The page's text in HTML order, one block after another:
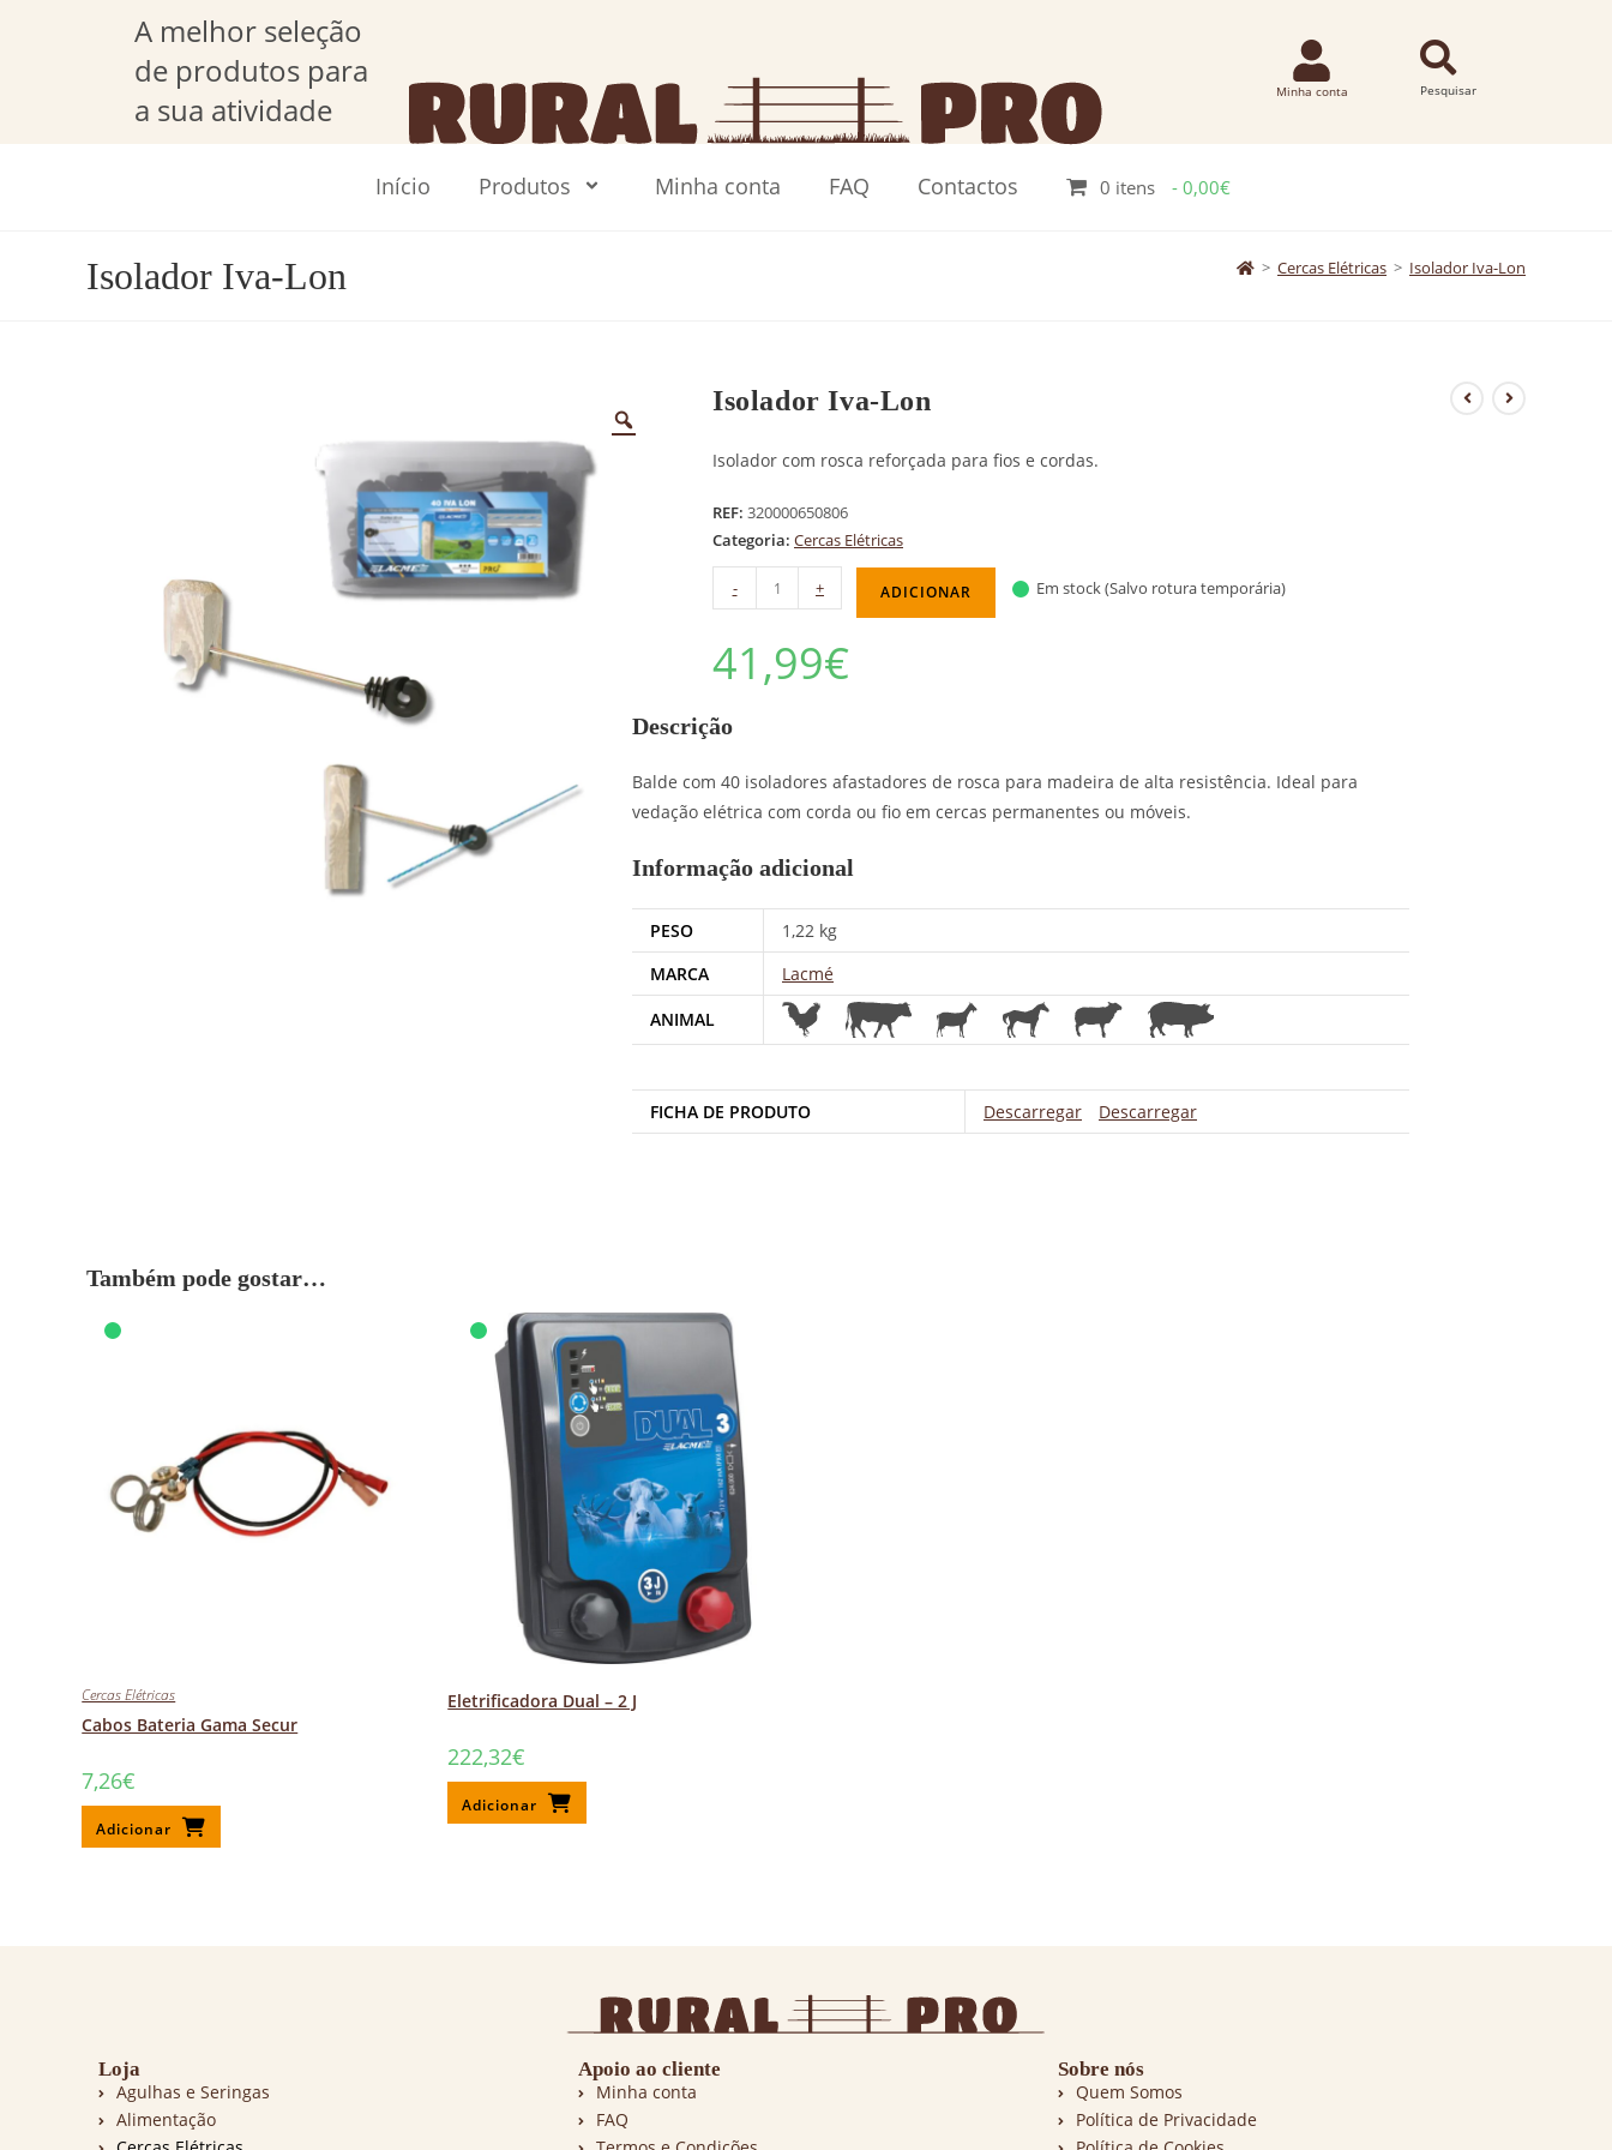
A melhor seleção
de produtos para
a sua atividade
Início Produtos Minha conta FAQ Contactos 0 itens 0,00€
Isolador Iva-Lon > Cercas Elétricas > Isolador Iva-Lon
Isolador Iva-Lon
Isolador com rosca reforçada para fios e cordas.
REF: 320000650806
Categoria: Cercas Elétricas
- + ADICIONAR Em stock (Salvo rotura temporária)
41,99€
Descrição
Balde com 40 isoladores afastadores de rosca para madeira de alta resistência. Ideal para
vedação elétrica com corda ou fio em cercas permanentes ou móveis.
Informação adicional
PESO
1,22 kg
MARCA
Lacmé
ANIMAL
FICHA DE PRODUTO Descarregar Descarregar
Também pode gostar…
Cercas Elétricas
Cabos Bateria Gama Secur
7,26€
Adicionar
Eletrificadora Dual – 2 J
222,32€
Adicionar
Loja
Agulhas e Seringas
Alimentação
Apoio ao cliente
Minha conta
FAQ
Sobre nós
Quem Somos
Política de Privacidade